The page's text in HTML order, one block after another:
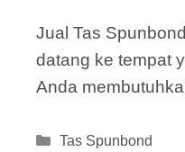
Jual Tas
datang ke tempat
Anda
Categories
Tas Spunbond